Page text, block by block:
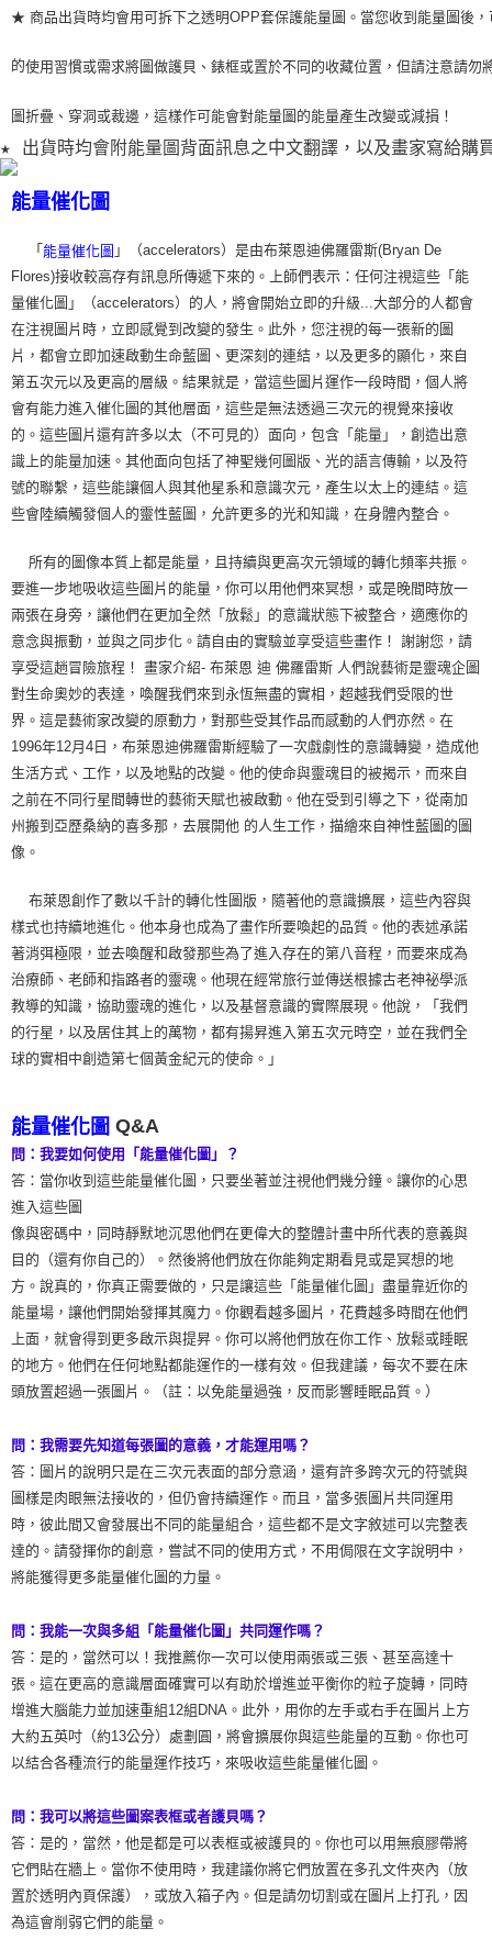
★ 商品出貨時均會用可拆下之透明OPP套保護能量圖。當您收到能量圖後，
的使用習慣或需求將圖做護貝、錶框或置於不同的收藏位置，但請注意請勿
圖折疊、穿洞或裁邊，這樣作可能會對能量圖的能量產生改變或減損！
★ 出貨時均會附能量圖背面訊息之中文翻譯，以及畫家寫給購
能量催化圖
「 能量催化圖 」（accelerators）是由布萊恩迪佛羅雷斯(Bryan De
Flores)接收較高存有訊息所傳遞下來的。上師們表示：任何注視這些「能
量催化圖」（accelerators）的人，將會開始立即的升級...大部分的人都會
在注視圖片時，立即感覺到改變的發生。此外，您注視的每一張新的圖
片，都會立即加速啟動生命藍圖、更深刻的連結，以及更多的顯化，來自
第五次元以及更高的層級。結果就是，當這些圖片運作一段時間，個人將
會有能力進入催化圖的其他層面，這些是無法透過三次元的視覺來接收
的。這些圖片還有許多以太（不可見的）面向，包含「能量」，創造出意
識上的能量加速。其他面向包括了神聖幾何圖版、光的語言傳輸，以及符
號的聯繫，這些能讓個人與其他星系和意識次元，產生以太上的連結。這
些會陸續觸發個人的靈性藍圖，允許更多的光和知識，在身體內整合。
所有的圖像本質上都是能量，且持續與更高次元領域的轉化頻率共振。
要進一步地吸收這些圖片的能量，你可以用他們來冥想，或是晚間時放一
兩張在身旁，讓他們在更加全然「放鬆」的意識狀態下被整合，適應你的
意念與振動，並與之同步化。請自由的實驗並享受這些畫作！ 謝謝您，請
享受這趟冒險旅程！ 畫家介紹- 布萊恩 迪 佛羅雷斯 人們說藝術是靈魂企圖
對生命奧妙的表達，喚醒我們來到永恆無盡的實相，超越我們受限的世
界。這是藝術家改變的原動力，對那些受其作品而感動的人們亦然。在
1996年12月4日，布萊恩迪佛羅雷斯經驗了一次戲劇性的意識轉變，造成他
生活方式、工作，以及地點的改變。他的使命與靈魂目的被揭示，而來自
之前在不同行星間轉世的藝術天賦也被啟動。他在受到引導之下，從南加
州搬到亞歷桑納的喜多那，去展開他 的人生工作，描繪來自神性藍圖的圖
像。
布萊恩創作了數以千計的轉化性圖版，隨著他的意識擴展，這些內容與
樣式也持續地進化。他本身也成為了畫作所要喚起的品質。他的表述承諾
著消弭極限，並去喚醒和啟發那些為了進入存在的第八音程，而要來成為
治療師、老師和指路者的靈魂。他現在經常旅行並傳送根據古老神祕學派
教導的知識，協助靈魂的進化，以及基督意識的實際展現。他說，「我們
的行星，以及居住其上的萬物，都有揚昇進入第五次元時空，並在我們全
球的實相中創造第七個黃金紀元的使命。」
能量催化圖 Q&A
問：我要如何使用「能量催化圖」？
答：當你收到這些能量催化圖，只要坐著並注視他們幾分鐘。讓你的心思
進入這些圖
像與密碼中，同時靜默地沉思他們在更偉大的整體計畫中所代表的意義與
目的（還有你自己的）。然後將他們放在你能夠定期看見或是冥想的地
方。說真的，你真正需要做的，只是讓這些「能量催化圖」盡量靠近你的
能量場，讓他們開始發揮其魔力。你觀看越多圖片，花費越多時間在他們
上面，就會得到更多啟示與提昇。你可以將他們放在你工作、放鬆或睡眠
的地方。他們在任何地點都能運作的一樣有效。但我建議，每次不要在床
頭放置超過一張圖片。（註：以免能量過強，反而影響睡眠品質。）
問：我需要先知道每張圖的意義，才能運用嗎？
答：圖片的說明只是在三次元表面的部分意涵，還有許多跨次元的符號與
圖樣是肉眼無法接收的，但仍會持續運作。而且，當多張圖片共同運用
時，彼此間又會發展出不同的能量組合，這些都不是文字敘述可以完整表
達的。請發揮你的創意，嘗試不同的使用方式，不用侷限在文字說明中，
將能獲得更多能量催化圖的力量。
問：我能一次與多組「能量催化圖」共同運作嗎？
答：是的，當然可以！我推薦你一次可以使用兩張或三張、甚至高達十
張。這在更高的意識層面確實可以有助於增進並平衡你的粒子旋轉，同時
增進大腦能力並加速重組12組DNA。此外，用你的左手或右手在圖片上方
大約五英吋（約13公分）處劃圓，將會擴展你與這些能量的互動。你也可
以結合各種流行的能量運作技巧，來吸收這些能量催化圖。
問：我可以將這些圖案表框或者護貝嗎？
答：是的，當然，他是都是可以表框或被護貝的。你也可以用無痕膠帶將
它們貼在牆上。當你不使用時，我建議你將它們放置在多孔文件夾內（放
置於透明內頁保護），或放入箱子內。但是請勿切割或在圖片上打孔，因
為這會削弱它們的能量。